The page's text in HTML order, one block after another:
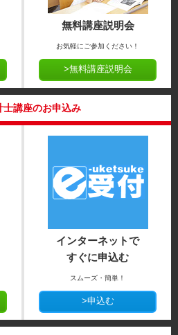
無料講座説明会
お気軽にご参加ください！
>無料講座説明会
士講座のお申込み
インターネットで
すぐに申込む
スムーズ・簡単！
>申込む